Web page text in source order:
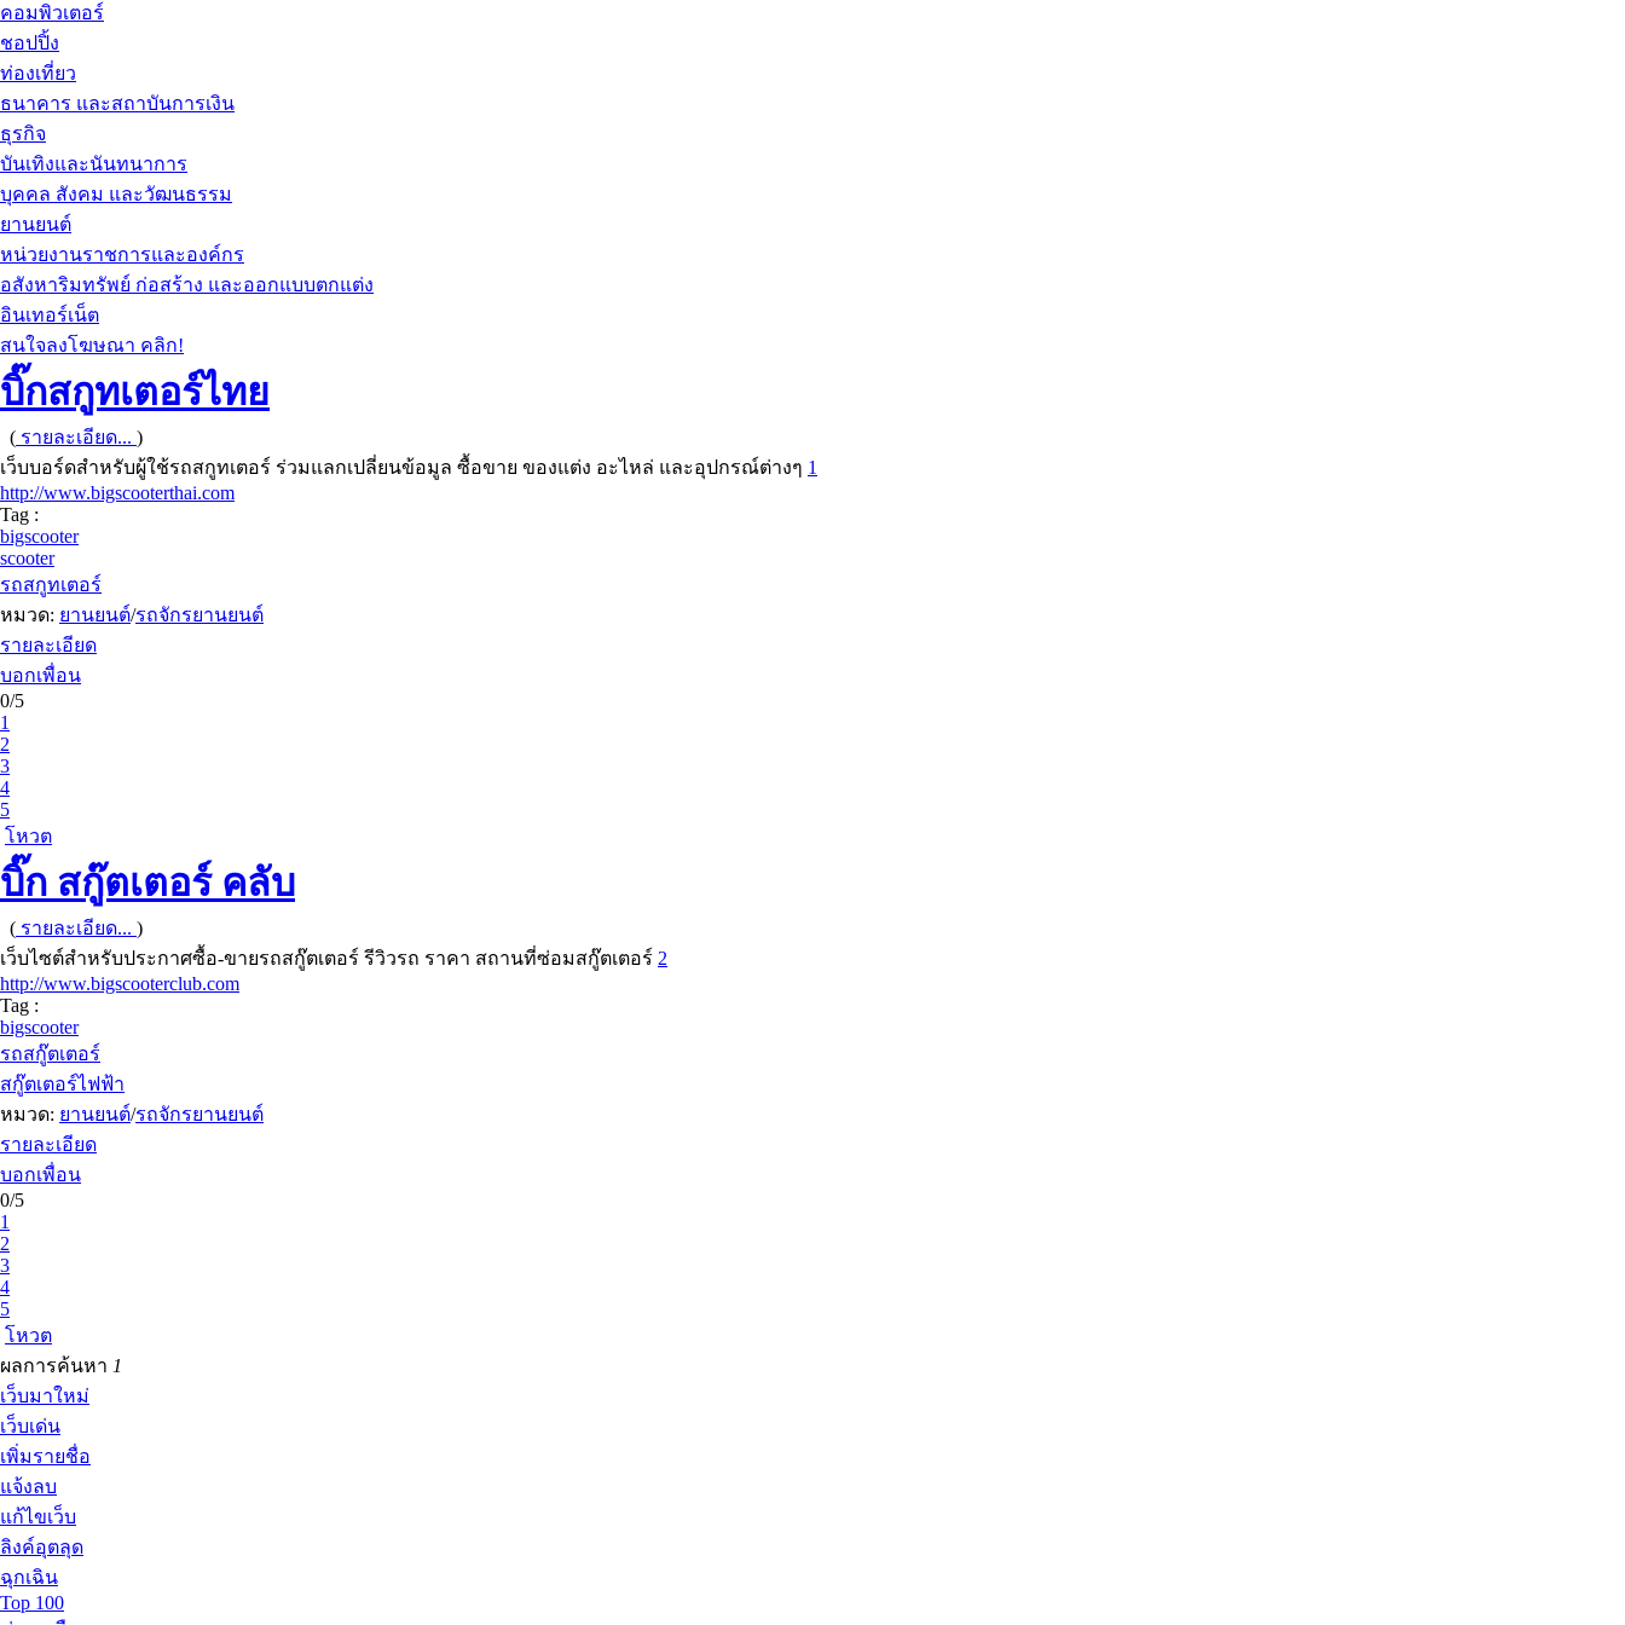
คอมพิวเตอร์
ชอปปิ้ง
ท่องเที่ยว
ธนาคาร และสถาบันการเงิน
ธุรกิจ
บันเทิงและนันทนาการ
บุคคล สังคม และวัฒนธรรม
ยานยนต์
หน่วยงานราชการและองค์กร
อสังหาริมทรัพย์ ก่อสร้าง และออกแบบตกแต่ง
อินเทอร์เน็ต
สนใจลงโฆษณา คลิก!
บิ๊กสกูทเตอร์ไทย
( รายละเอียด... )
เว็บบอร์ดสำหรับผู้ใช้รถสกูทเตอร์ ร่วมแลกเปลี่ยนข้อมูล ซื้อขาย ของแต่ง อะไหล่ และอุปกรณ์ต่างๆ 1
http://www.bigscooterthai.com
Tag :
bigscooter
scooter
รถสกูทเตอร์
หมวด: ยานยนต์/รถจักรยานยนต์
รายละเอียด
บอกเพื่อน
0/5
1
2
3
4
5
โหวต
บิ๊ก สกู๊ตเตอร์ คลับ
( รายละเอียด... )
เว็บไซต์สำหรับประกาศซื้อ-ขายรถสกู๊ตเตอร์ รีวิวรถ ราคา สถานที่ซ่อมสกู๊ตเตอร์ 2
http://www.bigscooterclub.com
Tag :
bigscooter
รถสกู๊ตเตอร์
สกู๊ตเตอร์ไฟฟ้า
หมวด: ยานยนต์/รถจักรยานยนต์
รายละเอียด
บอกเพื่อน
0/5
1
2
3
4
5
โหวต
ผลการค้นหา 1
เว็บมาใหม่
เว็บเด่น
เพิ่มรายชื่อ
แจ้งลบ
แก้ไขเว็บ
ลิงค์อุตลุด
ฉุกเฉิน
Top 100